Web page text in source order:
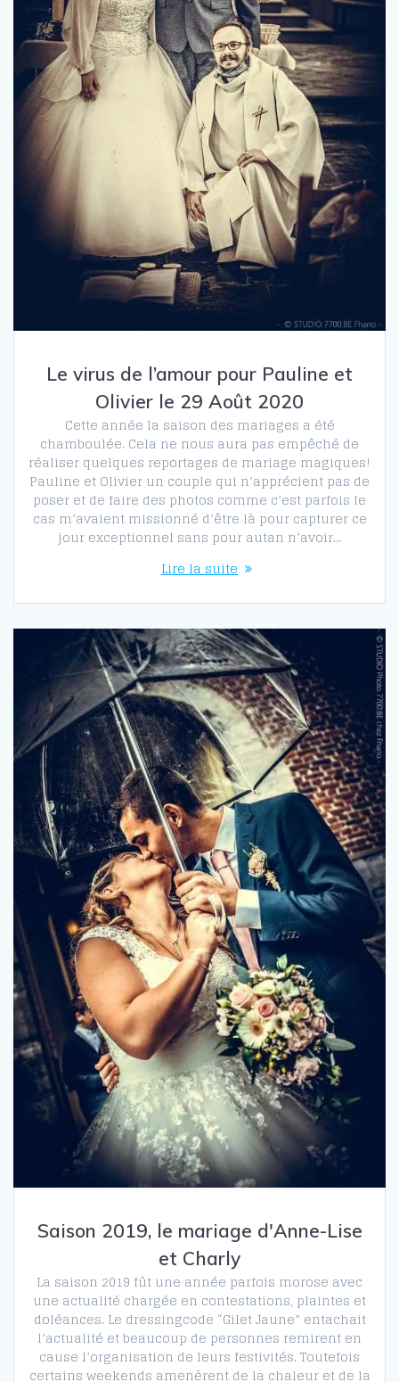
Le virus de l’amour pour Pauline et
Olivier le 29 Août 2020
Cette année la saison des mariages a été
chamboulée. Cela ne nous aura pas empêché de
réaliser quelques reportages de mariage magiques!
Pauline et Olivier un couple qui n’apprécient pas de
poser et de faire des photos comme c’est parfois le
cas m’avaient missionné d’être là pour capturer ce
jour exceptionnel sans pour autan n’avoir…
Lire la suite
Saison 2019, le mariage d'Anne-Lise
et Charly
La saison 2019 fût une année parfois morose avec
une actualité chargée en contestations, plaintes et
doléances. Le dressingcode “Gilet Jaune” entachait
l’actualité et beaucoup de personnes remirent en
cause l’organisation de leurs festivités. Toutefois
certains weekends amenèrent de la chaleur et de la